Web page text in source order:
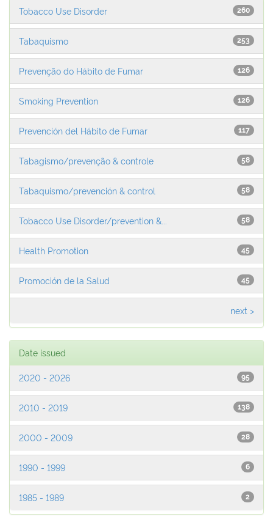
260
Tobacco Use Disorder
253
Tabaquismo
126
Prevenção do Hábito de Fumar
126
Smoking Prevention
117
Prevención del Hábito de Fumar
58
Tabagismo/prevenção & controle
58
Tabaquismo/prevención & control
58
Tobacco Use Disorder/prevention &...
45
Health Promotion
45
Promoción de la Salud
next >
Date issued
95
2020 - 2026
138
2010 - 2019
28
2000 - 2009
6
1990 - 1999
2
1985 - 1989